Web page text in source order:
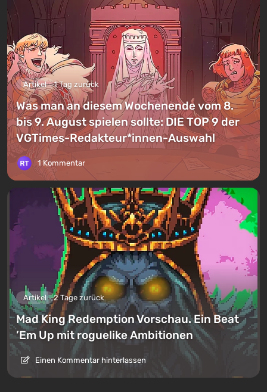
Artikel 1 Tag zurück
Was man an diesem Wochenende vom 8.
bis 9. August spielen sollte: DIE TOP 9 der
VGTimes-Redakteur*innen-Auswahl
1 Kommentar
Artikel 2 Tage zurück
Mad King Redemption Vorschau. Ein Beat
’Em Up mit roguelike Ambitionen
Einen Kommentar hinterlassen